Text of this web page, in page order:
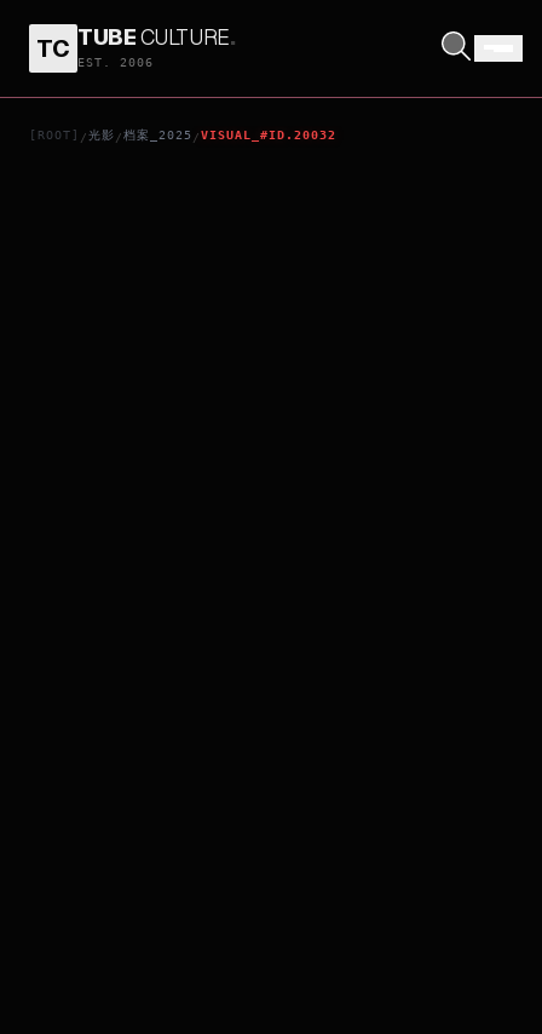
TC TUBECULTURE.
EST. 2006
[ROOT] /光影 /档案_2025 /VISUAL_#ID.20032
DAN DA DAN: EVIL EYE